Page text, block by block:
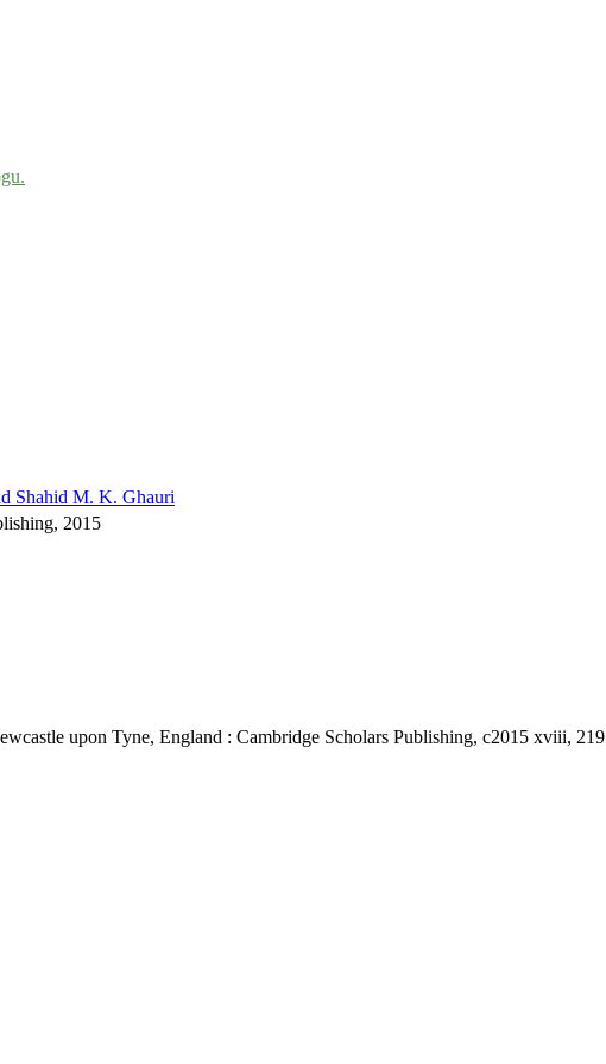
Shahid M. K. Ghauri
2015
upon Tyne, England : Cambridge Scholars Publishing, c2015 xviii, 219